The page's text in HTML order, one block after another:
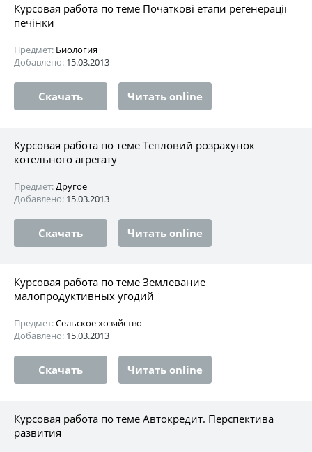
Курсовая работа по теме Початкові етапи регенерації
печінки
Предмет: Биология
Добавлено: 15.03.2013
Скачать Читать online
Курсовая работа по теме Тепловий розрахунок
котельного агрегату
Предмет:Другое
Добавлено: 15.03.2013
Скачать Читать online
Курсовая работа по теме Землевание
малопродуктивных угодий
Предмет:Сельское хозяйство
Добавлено: 15.03.2013
Скачать Читать online
Курсовая работа по теме Автокредит. Перспектива
развития